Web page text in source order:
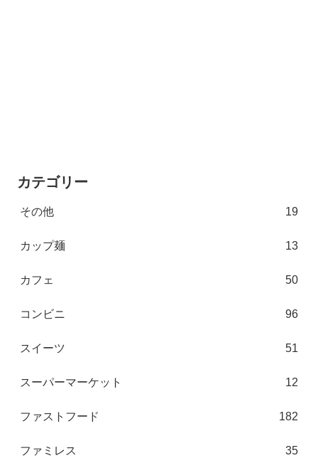
カテゴリー
その他 19
カップ麺 13
カフェ 50
コンビニ 96
スイーツ 51
スーパーマーケット 12
ファストフード 182
ファミレス 35